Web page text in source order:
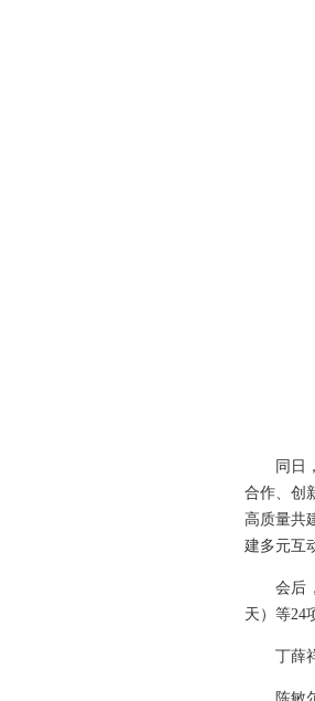
同日
合作、创
高质量共
建多元互
会后
天）等24
丁薛